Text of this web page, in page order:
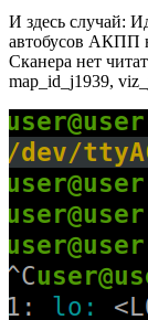
И здесь случай:
автобусов АКПП
Сканера нет
map_id_j1939,